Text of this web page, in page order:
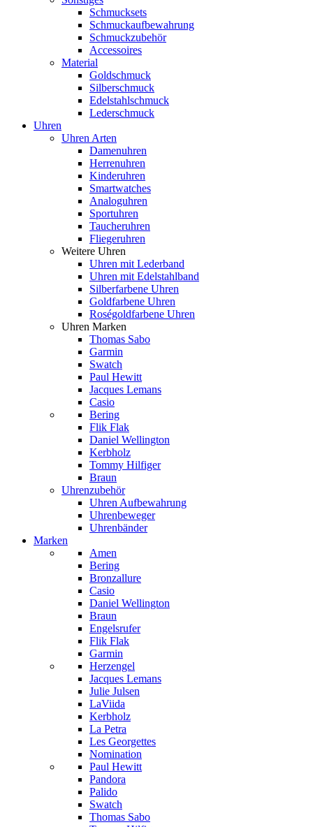
Schmucksets
Schmuckaufbewahrung
Schmuckzubehör
Accessoires
Material
Goldschmuck
Silberschmuck
Edelstahlschmuck
Lederschmuck
Uhren
Uhren Arten
Damenuhren
Herrenuhren
Kinderuhren
Smartwatches
Analoguhren
Sportuhren
Taucheruhren
Fliegeruhren
Weitere Uhren
Uhren mit Lederband
Uhren mit Edelstahlband
Silberfarbene Uhren
Goldfarbene Uhren
Roségoldfarbene Uhren
Uhren Marken
Thomas Sabo
Garmin
Swatch
Paul Hewitt
Jacques Lemans
Casio
Bering
Flik Flak
Daniel Wellington
Kerbholz
Tommy Hilfiger
Braun
Uhrenzubehör
Uhren Aufbewahrung
Uhrenbeweger
Uhrenbänder
Marken
Amen
Bering
Bronzallure
Casio
Daniel Wellington
Braun
Engelsrufer
Flik Flak
Garmin
Herzengel
Jacques Lemans
Julie Julsen
LaViida
Kerbholz
La Petra
Les Georgettes
Nomination
Paul Hewitt
Pandora
Palido
Swatch
Thomas Sabo